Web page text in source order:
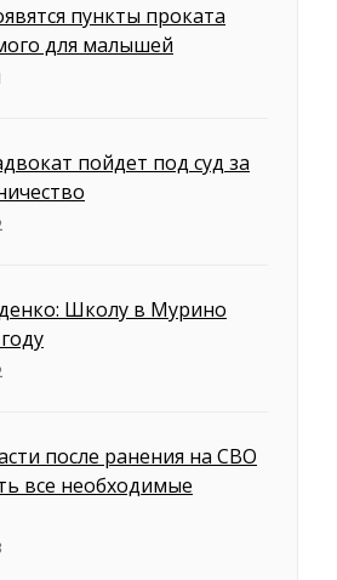
пункты проката
для малышей
пойдет под суд за
Школу в Мурино
после ранения на СВО
все необходимые